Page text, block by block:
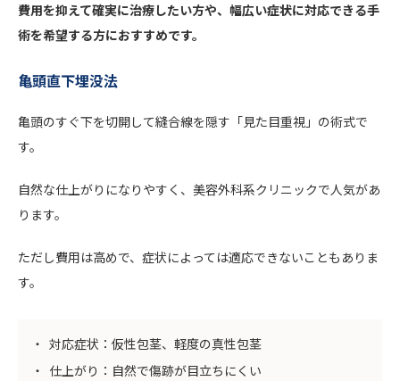
費用を抑えて確実に治療したい方や、幅広い症状に対応できる手
術を希望する方におすすめです。
亀頭直下埋没法
亀頭のすぐ下を切開して縫合線を隠す「見た目重視」の術式で
す。
自然な仕上がりになりやすく、美容外科系クリニックで人気があ
ります。
ただし費用は高めで、症状によっては適応できないこともありま
す。
対応症状：仮性包茎、軽度の真性包茎
仕上がり：自然で傷跡が目立ちにくい